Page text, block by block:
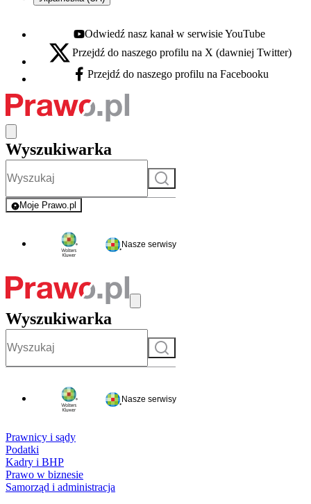
Youtube - otwiera się w nowej karcie
Odwiedź nasz kanał w serwisie YouTube
X - otwiera się w nowej karcie
Przejdź do naszego profilu na X (dawniej Twitter)
Facebook - otwiera się w nowej karcie
Przejdź do naszego profilu na Facebooku
Wyszukiwarka
Szukaj
Moje Prawo.pl
- rejestracja i logowanie do serwisu
Nasze serwisy
Wyszukiwarka
Szukaj
Nasze serwisy
Prawnicy i sądy
Podatki
Kadry i BHP
Prawo w biznesie
Samorząd i administracja